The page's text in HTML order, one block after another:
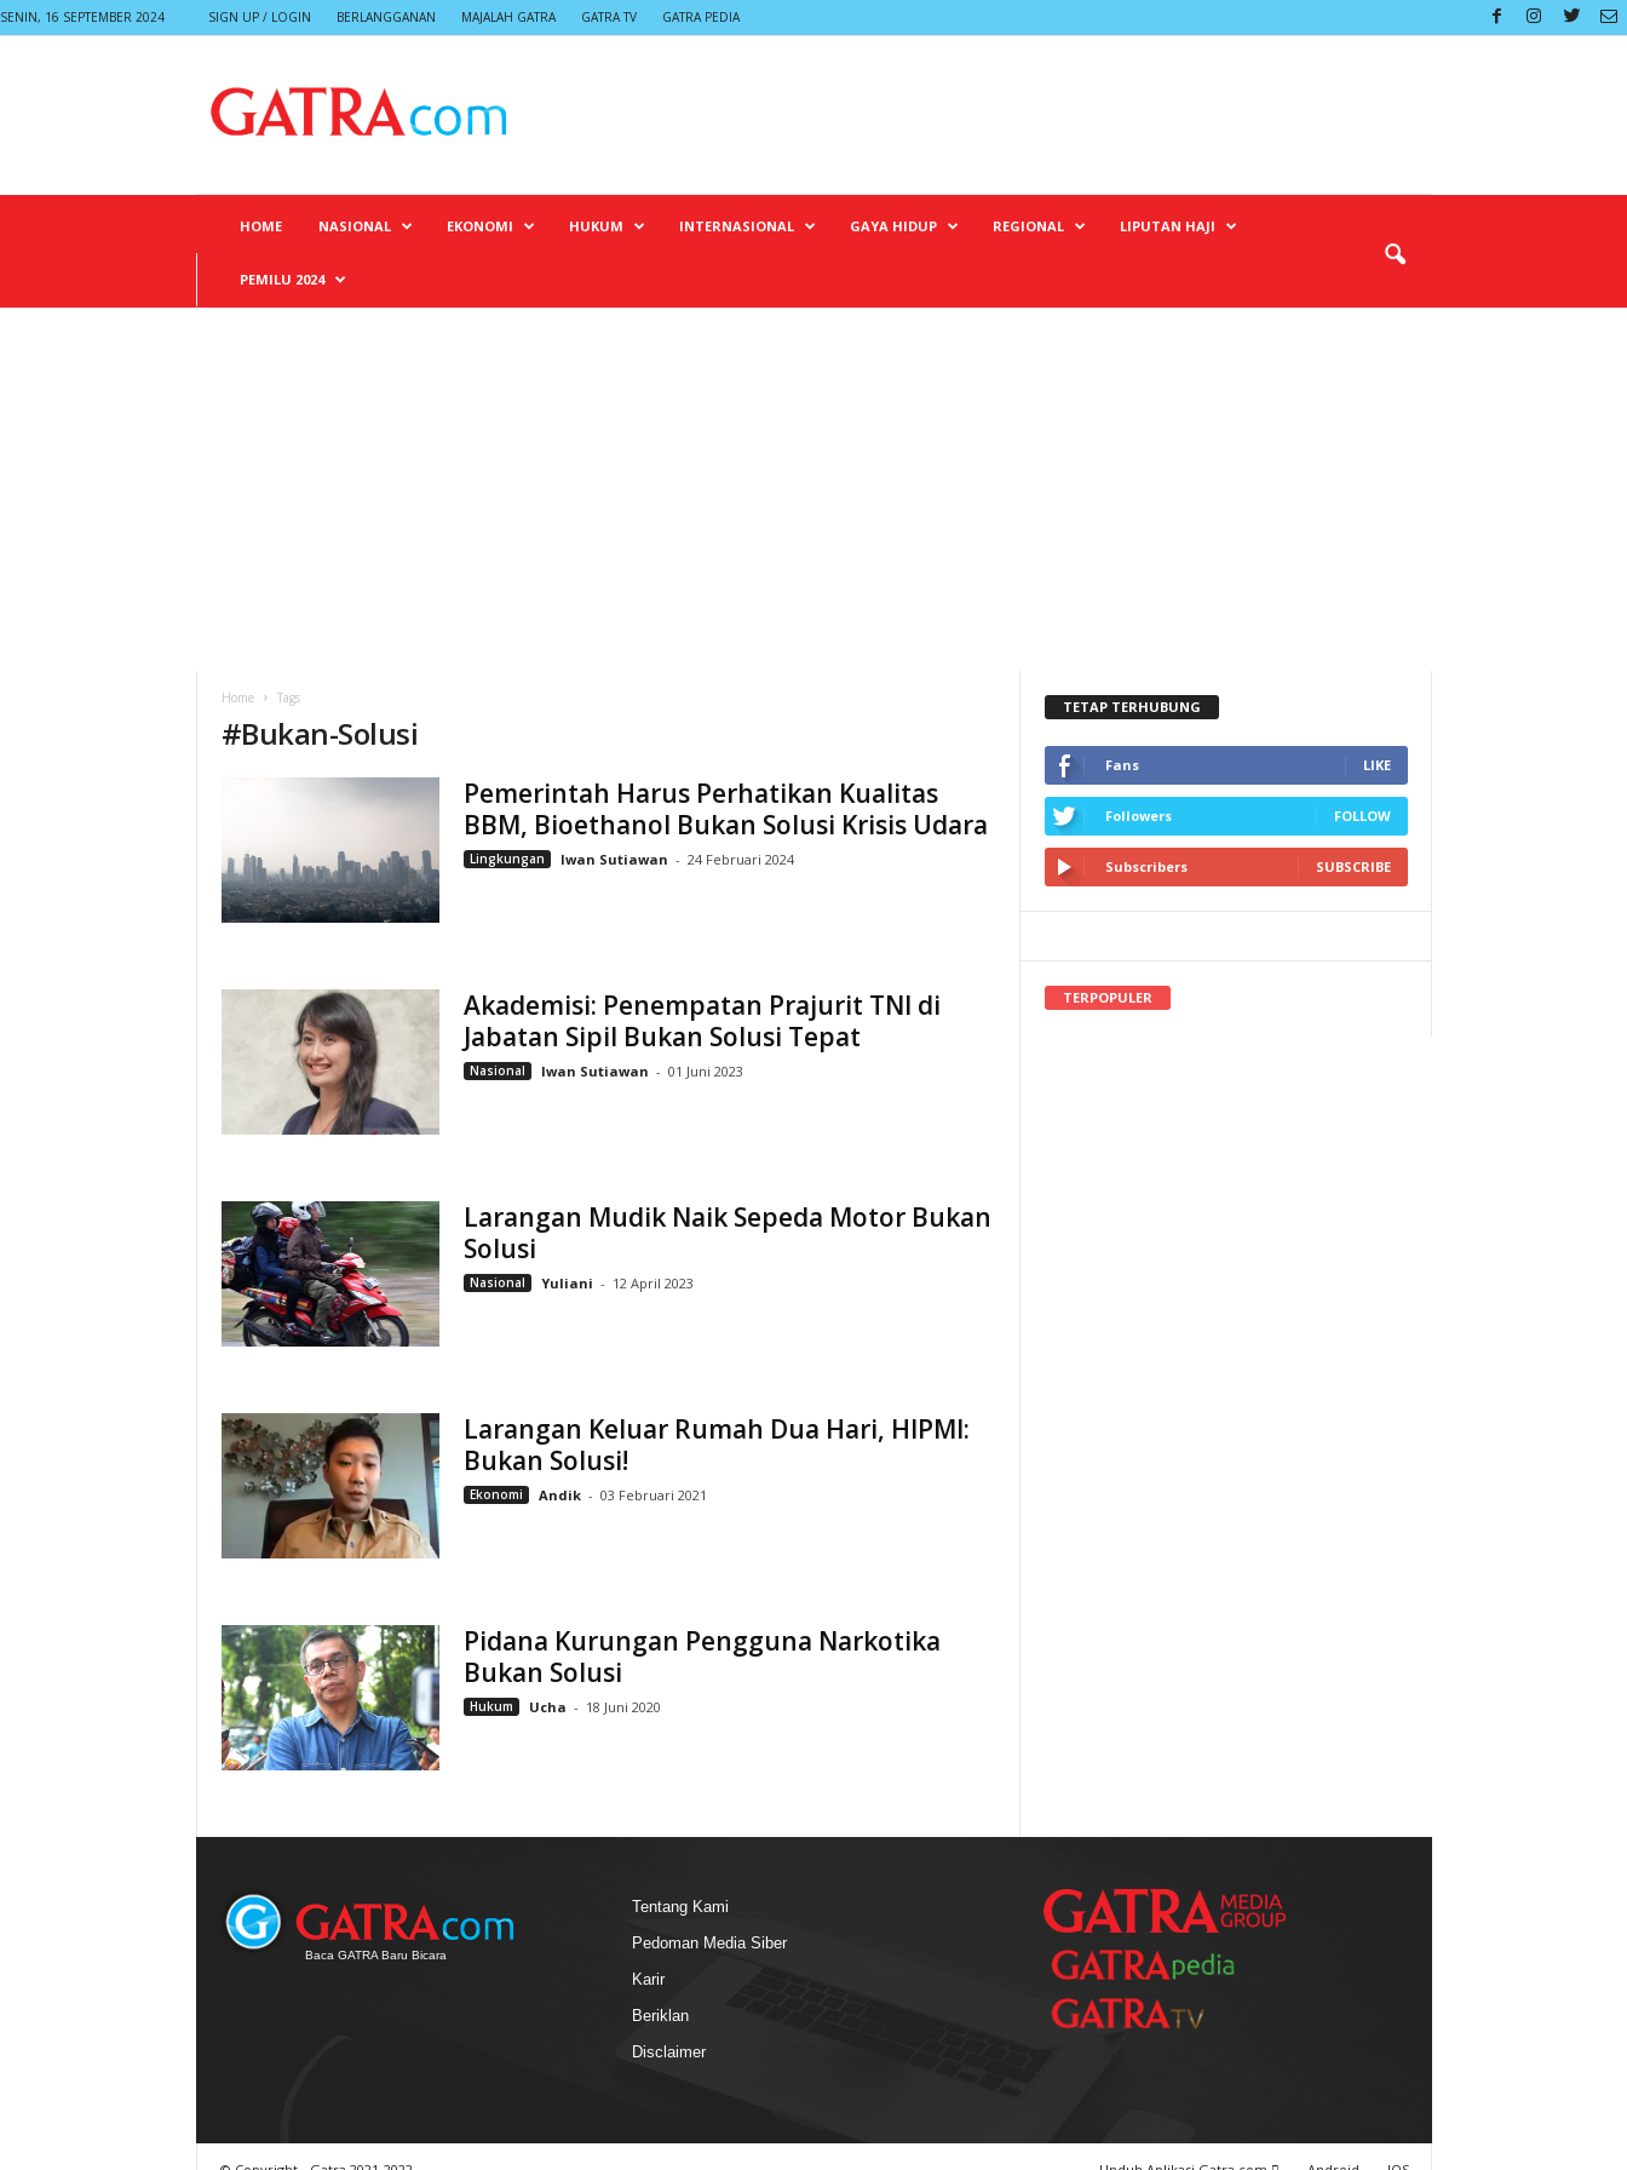
SENIN, 16 SEPTEMBER 2024 SIGN UP / LOGIN BERLANGGANAN MAJALAH GATRA GATRA TV GATRA PEDIA
HOME NASIONAL EKONOMI HUKUM INTERNASIONAL GAYA HIDUP REGIONAL LIPUTAN HAJI
PEMILU 2024
Home Tags
#Bukan-Solusi
Pemerintah Harus Perhatikan Kualitas
BBM, Bioethanol Bukan Solusi Krisis Udara
Lingkungan Iwan Sutiawan - 24 Februari 2024
Akademisi: Penempatan Prajurit TNI di
Jabatan Sipil Bukan Solusi Tepat
Nasional Iwan Sutiawan - 01 Juni 2023
Larangan Mudik Naik Sepeda Motor Bukan
Solusi
Nasional Yuliani - 12 April 2023
Larangan Keluar Rumah Dua Hari, HIPMI:
Bukan Solusi!
Ekonomi Andik - 03 Februari 2021
Pidana Kurungan Pengguna Narkotika
Bukan Solusi
Hukum Ucha - 18 Juni 2020
TETAP TERHUBUNG
Fans LIKE
Followers FOLLOW
Subscribers SUBSCRIBE
TERPOPULER
Baca GATRA Baru Bicara
Tentang Kami
Pedoman Media Siber
Karir
Beriklan
Disclaimer